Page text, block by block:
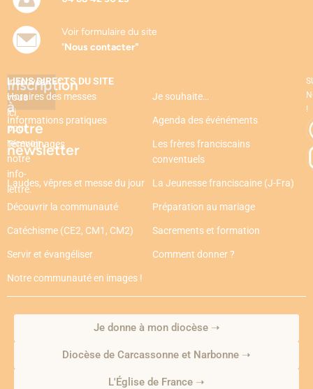
Voir formulaire du site
"Nous contacter"
Inscription
à
notre
newsletter
Inscrivez-
vous
ici
pour
recevoir
notre
info-
lettre.
LIENS DIRECTS DU SITE
Horaires des messes
Je souhaite…
Informations pratiques Agenda des événéments
Témoignages
Les frères franciscains
conventuels
Laudes, vêpres et messe du jour La Jeunesse franciscaine (J-Fra)
Découvrir la communauté Préparation au mariage
Catéchisme (CE2, CM1, CM2) Sacrements et formation
Servir et évangéliser Comment donner ?
Notre communauté en images !
Je donne à mon diocèse ➝
Diocèse de Carcassonne et Narbonne ➝
L'Église de France ➝
!